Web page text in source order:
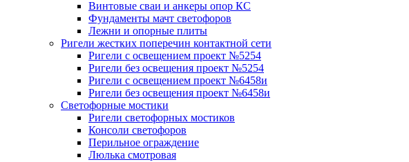
Винтовые сваи и анкеры опор КС
Фундаменты мачт светофоров
Лежни и опорные плиты
Ригели жестких поперечин контактной сети
Ригели с освещением проект №5254
Ригели без освещения проект №5254
Ригели с освещением проект №6458и
Ригели без освещения проект №6458и
Светофорные мостики
Ригели светофорных мостиков
Консоли светофоров
Перильное ограждение
Люлька смотровая